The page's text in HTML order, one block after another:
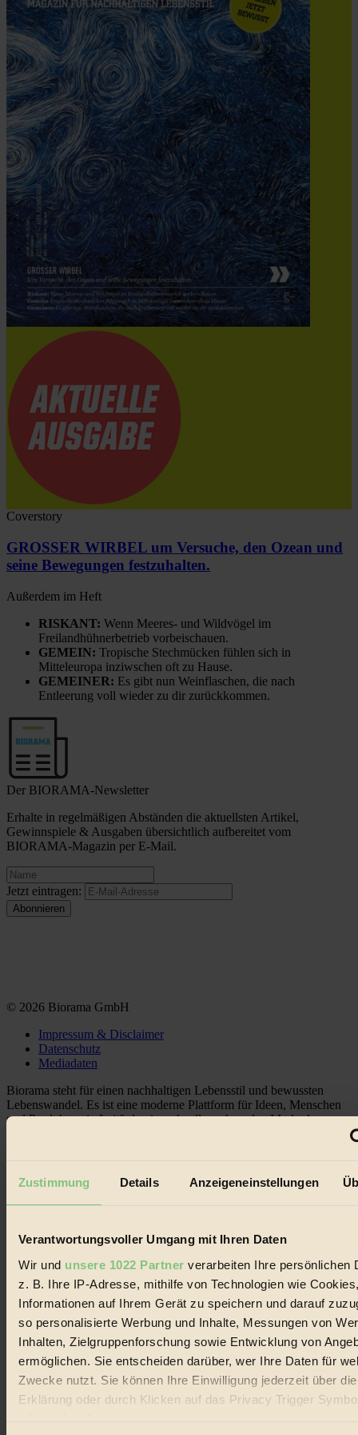
Zustimmung Details Anzeigeneinstellungen
Verantwortungsvoller Umgang mit Ihren Daten
Wir und unsere 1022 Partner verarbeiten Ihre persönlichen
z. B. Ihre IP-Adresse, mithilfe von Technologien wie
Informationen auf Ihrem Gerät zu speichern und darauf
so personalisierte Werbung und Inhalte, Messungen von
Inhalten, Zielgruppenforschung sowie Entwicklung von
ermöglichen. Sie entscheiden darüber, wer Ihre Daten für
Zwecke nutzt. Sie können Ihre Einwilligung jederzeit über
Erklärung oder durch Klicken auf das Privacy Trigger
oder widerrufen
Coverstory
GROSSER WIRBEL um Versuche, den Ozean und
seine Bewegungen festzuhalten.
Außerdem im Heft
RISKANT: Wenn Meeres- und Wildvögel im
Freilandhühnerbetrieb vorbeischauen.
GEMEIN: Tropische Stechmücken fühlen sich in
Mitteleuropa inziwschen oft zu Hause.
GEMEINER: Es gibt nun Weinflaschen, die nach
Entleerung voll wieder zu dir zurückkommen.
Der BIORAMA-Newsletter
Erhalte in regelmäßigen Abständen die aktuellsten Artikel,
Gewinnspiele & Ausgaben übersichtlich aufbereitet vom
BIORAMA-Magazin per E-Mail.
Jetzt eintragen:
© 2026 Biorama GmbH
Impressum & Disclaimer
Datenschutz
Mediadaten
Biorama steht für einen nachhaltigen Lebensstil und bewussten
Lebenswandel. Es ist eine moderne Plattform für Ideen, Menschen
und Produkte, ein Leitfaden im schnell wachsenden Markt des
Social Media
22.601 Fans auf Facebook
3.415 Follower auf Twitter
Themen
Nachhaltigkeit
Vegan